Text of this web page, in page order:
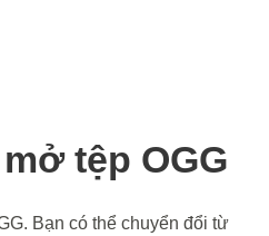
tệp OGG
Bạn có thể chuyển đổi từ